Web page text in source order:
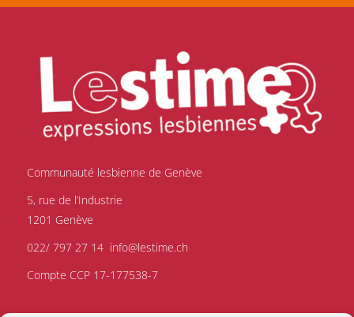
Communauté lesbienne de Genève
5, rue de l’Industrie
1201 Genève
022/ 797 27 14 info@lestime.ch
Compte CCP 17-177538-7